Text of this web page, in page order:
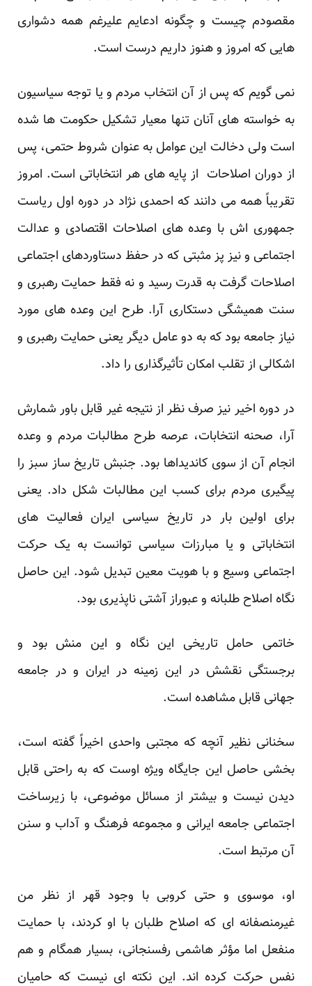
مقصودم چیست و چگونه ادعایم علیرغم همه دشواری
هایی که امروز و هنوز داریم درست است.
نمی گویم که پس از آن انتخاب مردم و یا توجه سیاسیون
به خواسته های آنان تنها معیار تشکیل حکومت ها شده
است ولی دخالت این عوامل به عنوان شروط حتمی، پس
از دوران اصلاحات از پایه های هر انتخاباتی است. امروز
تقریباً همه می دانند که احمدی نژاد در دوره اول ریاست
جمهوری اش با وعده های اصلاحات اقتصادی و عدالت
اجتماعی و نیز پز مثبتی که در حفظ دستاوردهای اجتماعی
اصلاحات گرفت به قدرت رسید و نه فقط حمایت رهبری و
سنت همیشگی دستکاری آرا. طرح این وعده های مورد
نیاز جامعه بود که به دو عامل دیگر یعنی حمایت رهبری و
اشکالی از تقلب امکان تأثیرگذاری را داد.
در دوره اخیر نیز صرف نظر از نتیجه غیر قابل باور شمارش
آرا، صحنه انتخابات، عرصه طرح مطالبات مردم و وعده
انجام آن از سوی کاندیداها بود. جنبش تاریخ ساز سبز را
پیگیری مردم برای کسب این مطالبات شکل داد. یعنی
برای اولین بار در تاریخ سیاسی ایران فعالیت های
انتخاباتی و یا مبارزات سیاسی توانست به یک حرکت
اجتماعی وسیع و با هویت معین تبدیل شود. این حاصل
نگاه اصلاح طلبانه و عبوراز آشتی ناپذیری بود.
خاتمی حامل تاریخی این نگاه و این منش بود و
برجستگی نقشش در این زمینه در ایران و در جامعه
جهانی قابل مشاهده است.
سخنانی نظیر آنچه که مجتبی واحدی اخیراً گفته است،
بخشی حاصل این جایگاه ویژه اوست که به راحتی قابل
دیدن نیست و بیشتر از مسائل موضوعی، با زیرساخت
اجتماعی جامعه ایرانی و مجموعه فرهنگ و آداب و سنن
آن مرتبط است.
او، موسوی و حتی کروبی با وجود قهر از نظر من
غیرمنصفانه ای که اصلاح طلبان با او کردند، با حمایت
منفعل اما مؤثر هاشمی رفسنجانی، بسیار همگام و هم
نفس حرکت کرده اند. این نکته ای نیست که حامیان